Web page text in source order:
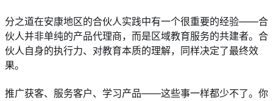
分之道在安康地区的合伙人实践中有一个很重要的经验——合
伙人并非单纯的产品代理商，而是区域教育服务的共建者。合
伙人自身的执行力、对教育本质的理解，同样决定了最终效
果。
推广获客、服务客户、学习产品——这些事一样都少不了。你